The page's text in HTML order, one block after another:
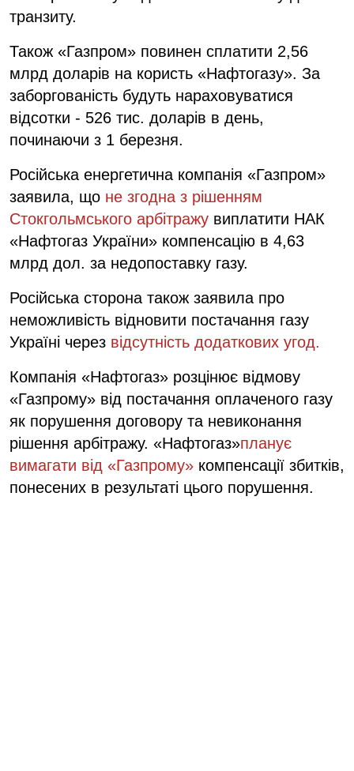
транзиту.
Також «Газпром» повинен сплатити 2,56
млрд доларів на користь «Нафтогазу». За
заборгованість будуть нараховуватися
відсотки - 526 тис. доларів в день,
починаючи з 1 березня.
Російська енергетична компанія «Газпром»
заявила, що не згодна з рішенням
Стокгольмського арбітражу виплатити НАК
«Нафтогаз України» компенсацію в 4,63
млрд дол. за недопоставку газу.
Російська сторона також заявила про
неможливість відновити постачання газу
Україні через відсутність додаткових угод.
Компанія «Нафтогаз» розцінює відмову
«Газпрому» від постачання оплаченого газу
як порушення договору та невиконання
рішення арбітражу. «Нафтогаз»планує
вимагати від «Газпрому» компенсації збитків,
понесених в результаті цього порушення.